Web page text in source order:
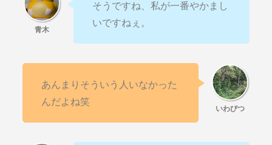
そうですね、私が一番やかまし
いですねぇ。
あんまりそういう人いなかった
んだよね笑